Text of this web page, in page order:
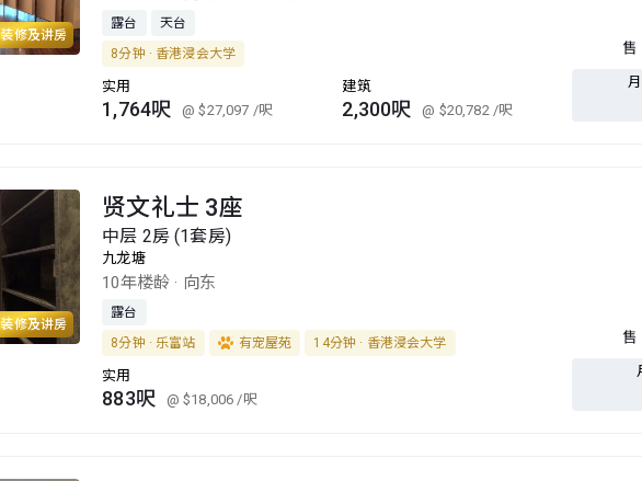
装修及讲房
露台 天台
8分钟 · 香港浸会大学
实用
1,764呎 @ $27,097 /呎
建筑
2,300呎 @ $20,782 /呎
售
装修及讲房
贤文礼士 3座
中层 2房 (1套房)
九龙塘
10年楼龄 · 向东
露台
8分钟 · 乐富站 有宠屋苑 14分钟 · 香港浸会大学
实用
883呎 @ $18,006 /呎
售